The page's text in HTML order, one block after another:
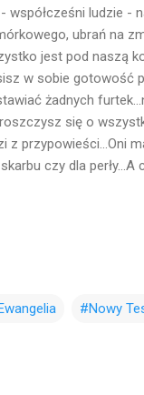
współcześni ludzie -
ubrań na
jest pod naszą
w sobie gotowość
żadnych
się o
z przypowieści...Oni
czy dla
#Nowy